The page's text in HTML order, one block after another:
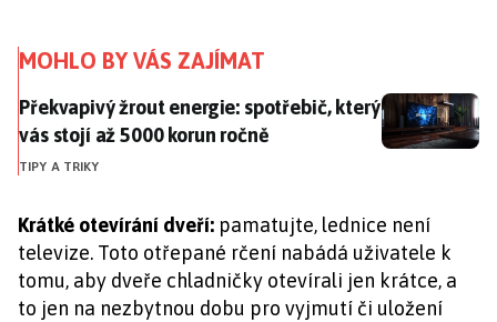
MOHLO BY VÁS ZAJÍMAT
Překvapivý žrout energie: spotřebič, který vás stojí
Překvapivý žrout energie: spotřebič, který
vás stojí až 5000 korun ročně
TIPY A TRIKY
Krátké otevírání dveří: pamatujte, lednice není
televize. Toto otřepané rčení nabádá uživatele k
tomu, aby dveře chladničky otevírali jen krátce, a
to jen na nezbytnou dobu pro vyjmutí či uložení